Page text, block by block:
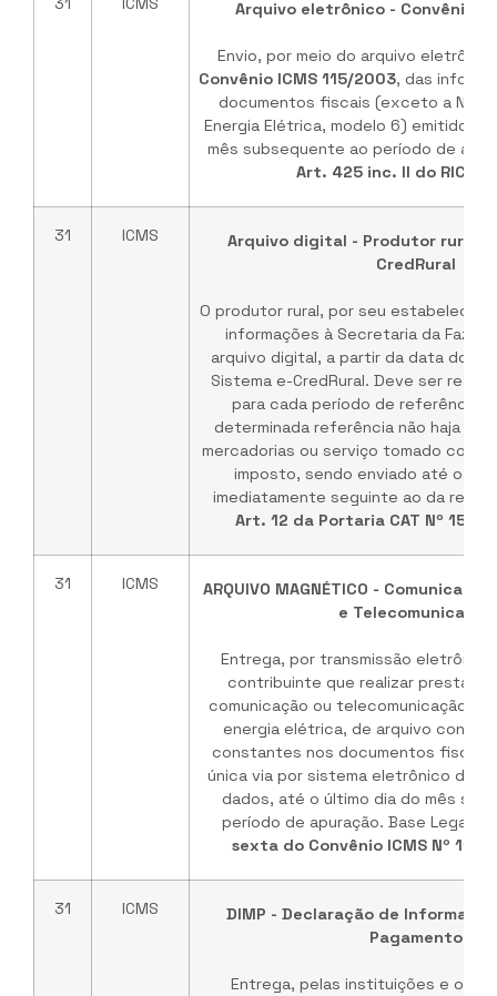
Arquivo eletrônico - Convênio
Envio, por meio do arquivo
Convênio ICMS 115/2003, das
documentos fiscais (exceto a Nota
Energia Elétrica, modelo 6) emitidos,
mês subsequente ao período de
Art. 425 inc. II do
31 ICMS
Arquivo digital - Produtor rural
CredRural
O produtor rural, por seu
informações à Secretaria da
arquivo digital, a partir da data do
Sistema e-CredRural. Deve ser
para cada período de referência,
determinada referência não haja
mercadorias ou serviço tomado com
imposto, sendo enviado até o
imediatamente seguinte ao da
Art. 12 da Portaria CAT Nº 153
31 ICMS
ARQUIVO MAGNÉTICO -
e Telecomunicação
Entrega, por transmissão
contribuinte que realizar
comunicação ou telecomunicação
energia elétrica, de arquivo
constantes nos documentos fiscais
única via por sistema eletrônico de
dados, até o último dia do mês
período de apuração. Base Legal:
sexta do Convênio ICMS Nº 115
31 ICMS
DIMP - Declaração de
Pagamento
Entrega, pelas instituições e os